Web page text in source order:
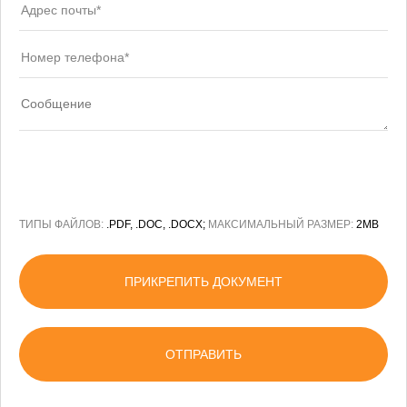
ТИПЫ ФАЙЛОВ: .PDF, .DOC, .DOCX; МАКСИМАЛЬНЫЙ РАЗМЕР: 2MB
ПРИКРЕПИТЬ ДОКУМЕНТ